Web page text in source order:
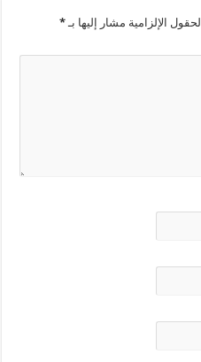
الحقول الإلزامية مشار إليها بـ*